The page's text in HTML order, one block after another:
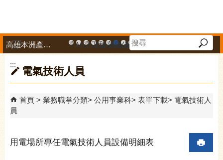
高雄市政府中小企業升級輔導網站
MEGABAY大港創艦
高雄金融科技創新園區
工廠登記線上申辦系統
和發產業園區
高雄工業資訊平台
高雄本洲產業園區服務中心
公司、商業登記主題網
高雄市友善商家
高雄市政府經濟發展局-
工業管線防災教育資
高雄市綠能管理資
高雄市綠能管理
高雄淨零商轉
高雄招商網
高雄會展網
專刊『
雄心
「我
高雄本洲產業園區服務中心
:::
電氣技術人員
首頁 業務職掌分類 公用事業科 表單下載
電氣技術人
員
用電場所專任電氣技術人員設備明細表